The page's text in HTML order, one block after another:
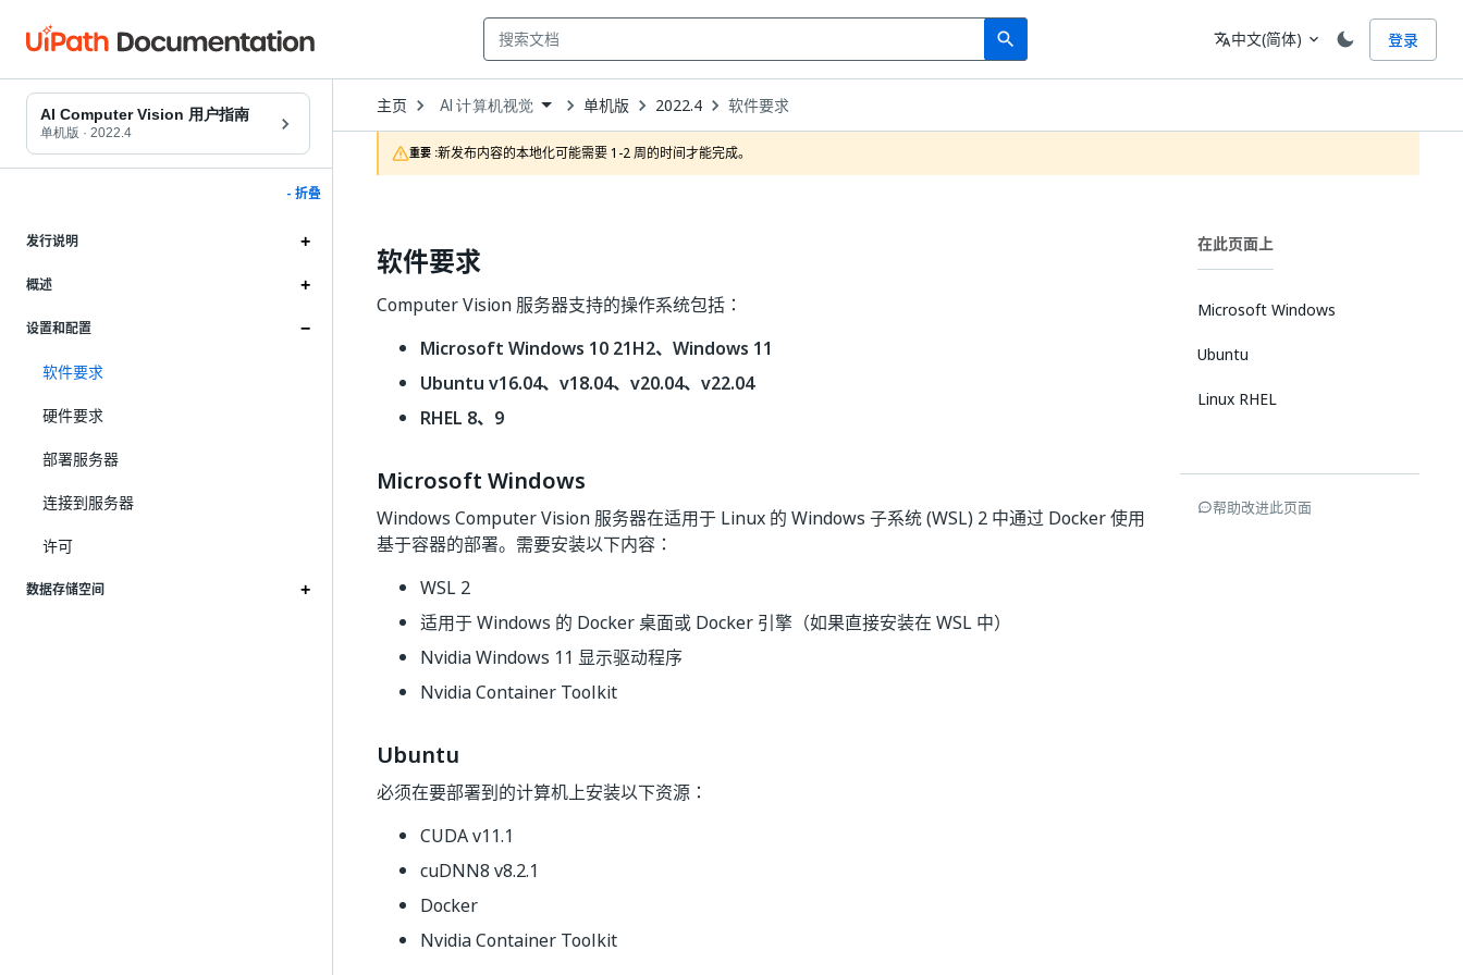
search
Search 语言
translate中文(简体) expand_more 登录
AI Computer Vision 用户指南
单机版 · 2022.4
- 折叠
发行说明
概述
设置和配置
软件要求
硬件要求
部署服务器
连接到服务器
许可
数据存储空间
主页 Open
Dropdown
to
choose
product
AI 计算机视觉 单机版 2022.4 软件要求
重要 :新发布内容的本地化可能需要 1-2 周的时间才能完成。
软件要求
Computer Vision 服务器支持的操作系统包括：
Microsoft Windows 10 21H2、Windows 11
Ubuntu v16.04、v18.04、v20.04、v22.04
RHEL 8、9
Microsoft Windows
Windows Computer Vision 服务器在适用于 Linux 的 Windows 子系统 (WSL) 2 中通过 Docker 使用
基于容器的部署。需要安装以下内容：
WSL 2
适用于 Windows 的 Docker 桌面或 Docker 引擎（如果直接安装在 WSL 中）
Nvidia Windows 11 显示驱动程序
Nvidia Container Toolkit
Ubuntu
必须在要部署到的计算机上安装以下资源：
CUDA v11.1
cuDNN8 v8.2.1
Docker
Nvidia Container Toolkit
在此页面上
Microsoft Windows
Ubuntu
Linux RHEL
帮助改进此页面